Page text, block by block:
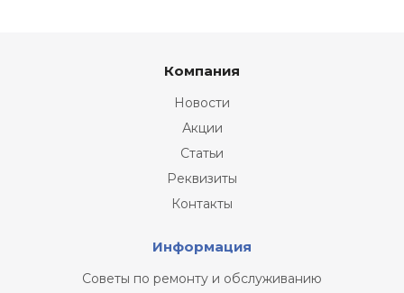
Компания
Новости
Акции
Статьи
Реквизиты
Контакты
Информация
Советы по ремонту и обслуживанию